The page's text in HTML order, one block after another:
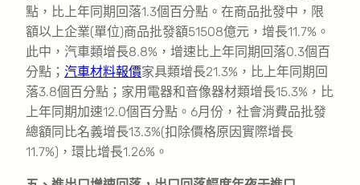
點，比上年同期回落1.3個百分點。在商品批發中，限
額以上企業(單位)商品批發額51508億元，增長11.7%。
此中，汽車類增長8.8%，增速比上年同期回落0.3個百
分點； 汽車材料報價家具類增長21.3%，比上年同期回
落3.8個百分點；家用電器和音像器材類增長15.3%，比
上年同期加速12.0個百分點。6月份，社會消費品批發
總額同比名義增長13.3%(扣除價格原因實際增長
11.7%)，環比增長1.26%。